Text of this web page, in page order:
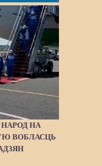
НА
ВОБЛАСЦЬ